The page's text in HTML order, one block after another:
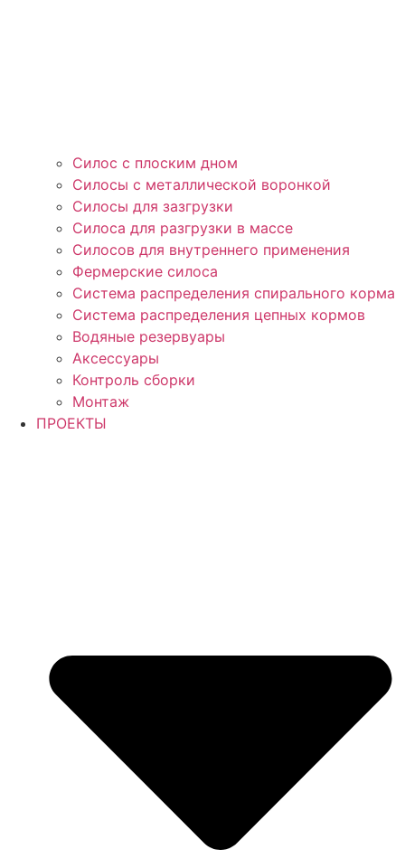
Силос с плоским дном
Силосы с металлической воронкой
Силосы для зазгрузки
Силоса для разгрузки в массе
Силосов для внутреннего применения
Фермерские силоса
Система распределения спирального корма
Система распределения цепных кормов
Водяные резервуары
Аксессуары
Контроль сборки
Монтаж
ПРОЕКТЫ